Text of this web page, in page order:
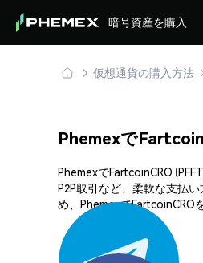
暗号資産を購入
仮想通貨の購入方法
Phemexで
PhemexでFartcoinCRO
P2P取引など、柔軟な支払
め、PhemexでFartcoinCRO